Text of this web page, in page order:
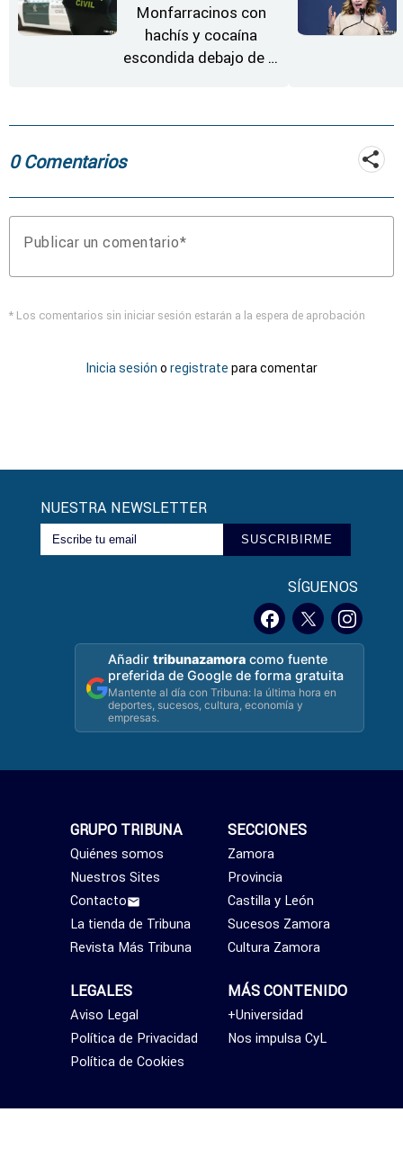
Monfarracinos con
hachís y cocaína
escondida debajo de la
0 Comentarios
Publicar un comentario
* Los comentarios sin iniciar sesión estarán a la espera de aprobación
Inicia sesión o registrate para comentar
NUESTRA NEWSLETTER
SUSCRIBIRME
SÍGUENOS
Añadirtribunazamora como fuente
preferida de Google de forma gratuita
Mantente al día con Tribuna: la última hora en
deportes, sucesos, cultura, economía y
empresas.
SECCIONES
Zamora
Provincia
Castilla y León
Sucesos Zamora
Cultura Zamora
MÁS CONTENIDO
+Universidad
Nos impulsa CyL
GRUPO TRIBUNA
Quiénes somos
Nuestros Sites
Contacto
La tienda de Tribuna
Revista Más Tribuna
LEGALES
Aviso Legal
Política de Privacidad
Política de Cookies